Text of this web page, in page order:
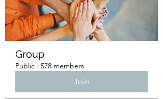
Group
Public · 578 members
Join